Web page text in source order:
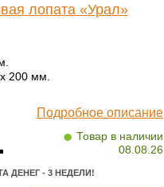
лопата «Урал»
200 мм.
Подробное описание
• Товар в наличии
08.08.26
ДЕНЕГ - 3 НЕДЕЛИ!